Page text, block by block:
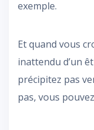
exemple.
Et quand vous
inattendu d’un
précipitez pas
pas, vous